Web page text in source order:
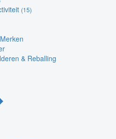
(15)
& Reballing